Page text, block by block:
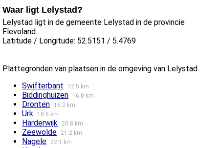
Waar ligt Lelystad?
Lelystad ligt in de gemeente Lelystad in de provincie
Flevoland.
Latitude / Longitude: 52.5151 / 5.4769
Plattegronden van plaatsen in de omgeving van Lelystad
Swifterbant
12.5 km
Biddinghuizen 16.0 km
Dronten 16.2 km
Urk 18.6 km
Harderwijk 20.8 km
Zeewolde 21.2 km
Nagele 22.1 km